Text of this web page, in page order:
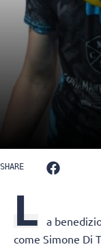
SHARE
L
a
come Simone Di